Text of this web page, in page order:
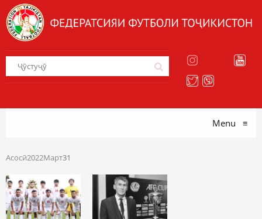
Menu ≡
Асосӣ2022Март31